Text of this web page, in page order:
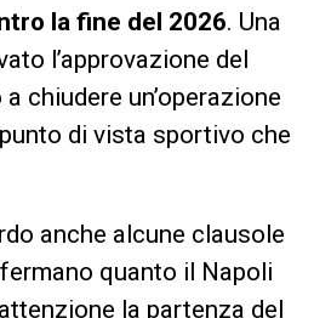
la fine del 2026. Una
l’approvazione del
chiudere un’operazione
di vista sportivo che
anche alcune clausole
quanto il Napoli
la partenza del